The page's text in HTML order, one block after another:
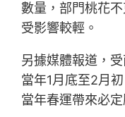
數量，部門桃花
受影響較輕。
另據媒體報道，
當年1月底至2月
當年春運帶來必定